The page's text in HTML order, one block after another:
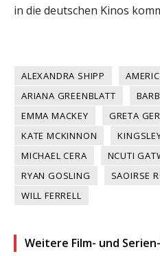
in die deutschen Kinos
ALEXANDRA SHIPP
ARIANA GREENBLATT
EMMA MACKEY
GRETA
KATE MCKINNON
MICHAEL CERA
NCUTI
RYAN GOSLING
SAOIRSE
WILL FERRELL
Weitere Film- und